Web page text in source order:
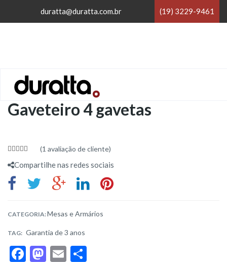
duratta@duratta.com.br (19) 3229-9461
Home /Mesas e Armários/
Gaveteiro 4 gavetas
of 5
(1 avaliação de cliente)
Compartilhe nas redes sociais
CATEGORIA:Mesas e Armários
TAG: Garantia de 3 anos
F
M E
×